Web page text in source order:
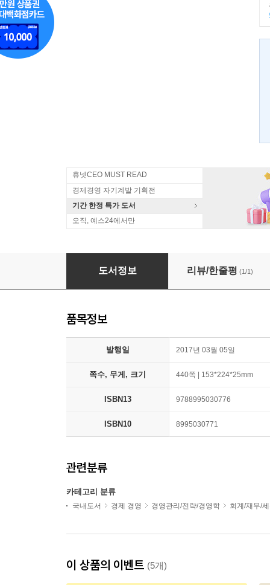
휴넷CEO MUST READ
경제경영 자기계발 기획전
기간 한정 특가 도서
오직, 예스24에서만
경리업무 초보자용
도서정보 리뷰/한줄평 (1/1)
품목정보
발행일 2017년 03월 05일
쪽수, 무게, 크기 440쪽 | 153*224*25mm
ISBN13 9788995030776
ISBN10 8995030771
관련분류
카테고리 분류
국내도서 경제 경영 경영관리/전략/경영학 회계/재무/
이 상품의 이벤트 (5개)